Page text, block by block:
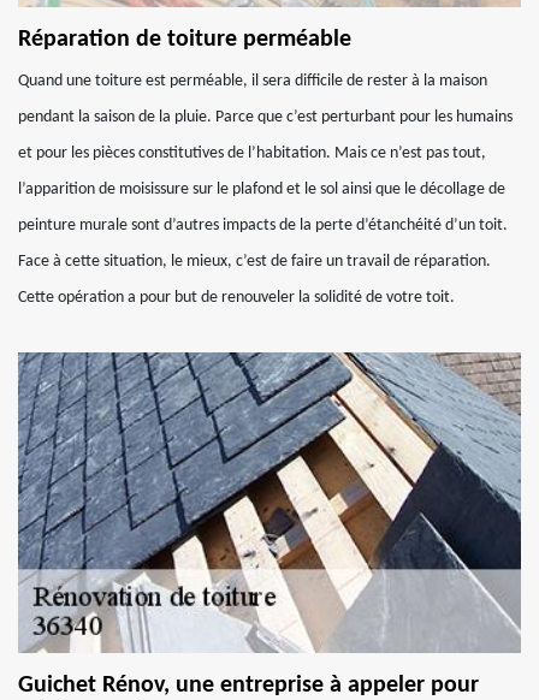
Réparation de toiture perméable
Quand une toiture est perméable, il sera difficile de rester à la maison
pendant la saison de la pluie. Parce que c’est perturbant pour les humains
et pour les pièces constitutives de l’habitation. Mais ce n’est pas tout,
l’apparition de moisissure sur le plafond et le sol ainsi que le décollage de
peinture murale sont d’autres impacts de la perte d’étanchéité d’un toit.
Face à cette situation, le mieux, c’est de faire un travail de réparation.
Cette opération a pour but de renouveler la solidité de votre toit.
Guichet Rénov, une entreprise à appeler pour